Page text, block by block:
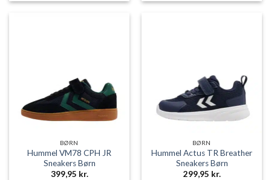
BØRN
Hummel VM78 CPH JR
Sneakers Børn
399,95 kr.
BØRN
Hummel Actus TR Breather
Sneakers Børn
299,95 kr.